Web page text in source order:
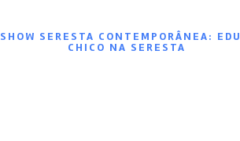
SHOW SERESTA CONTEMPORÂNEA:
CHICO NA SERESTA